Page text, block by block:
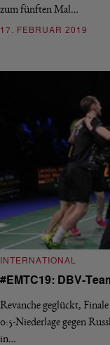
zum fünften Mal…
17. FEBRUAR 2019
INTERNATIONAL
#EMTC19: DBV-
Revanche geglückt,
0:5-Niederlage gegen
in…